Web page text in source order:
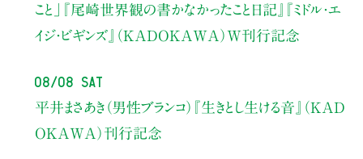
こと」
『尾崎世界観の書かなかったこと日記』『ミドル・エ
イジ・ビギンズ』（KADOKAWA）W刊行記念
08/08 Sat
平井まさあき（男性ブランコ）
『生きとし生ける音』（KAD
OKAWA）刊行記念